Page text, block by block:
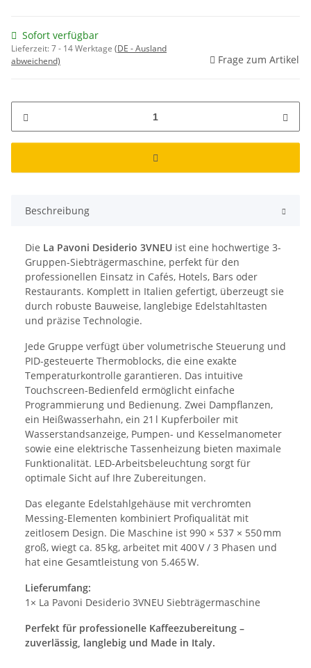
Sofort verfügbar
Lieferzeit:7 - 14 Werktage (DE - Ausland
abweichend)
Frage zum Artikel
Beschreibung
Die La Pavoni Desiderio 3VNEU ist eine hochwertige 3-
Gruppen-Siebträgermaschine, perfekt für den
professionellen Einsatz in Cafés, Hotels, Bars oder
Restaurants. Komplett in Italien gefertigt, überzeugt sie
durch robuste Bauweise, langlebige Edelstahltasten
und präzise Technologie.
Jede Gruppe verfügt über volumetrische Steuerung und
PID-gesteuerte Thermoblocks, die eine exakte
Temperaturkontrolle garantieren. Das intuitive
Touchscreen-Bedienfeld ermöglicht einfache
Programmierung und Bedienung. Zwei Dampflanzen,
ein Heißwasserhahn, ein 21 l Kupferboiler mit
Wasserstandsanzeige, Pumpen- und Kesselmanometer
sowie eine elektrische Tassenheizung bieten maximale
Funktionalität. LED-Arbeitsbeleuchtung sorgt für
optimale Sicht auf Ihre Zubereitungen.
Das elegante Edelstahlgehäuse mit verchromten
Messing-Elementen kombiniert Profiqualität mit
zeitlosem Design. Die Maschine ist 990 × 537 × 550 mm
groß, wiegt ca. 85 kg, arbeitet mit 400 V / 3 Phasen und
hat eine Gesamtleistung von 5.465 W.
Lieferumfang:
1× La Pavoni Desiderio 3VNEU Siebträgermaschine
Perfekt für professionelle Kaffeezubereitung –
zuverlässig, langlebig und Made in Italy.